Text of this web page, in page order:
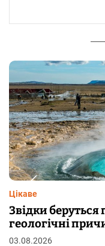
Цікаве
Чому від
шкірі:
29.07.2026